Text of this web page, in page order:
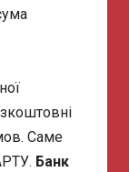
Саме
Банк